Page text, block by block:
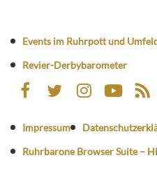
Events im Ruhrpott und
Revier-Derbybarometer
Impressum
Ruhrbarone Browser Suite –